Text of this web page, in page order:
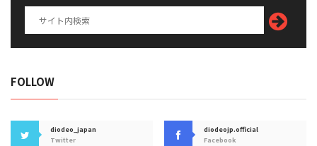
FOLLOW
diodeo_japan
Twitter
diodeojp.official
Facebook